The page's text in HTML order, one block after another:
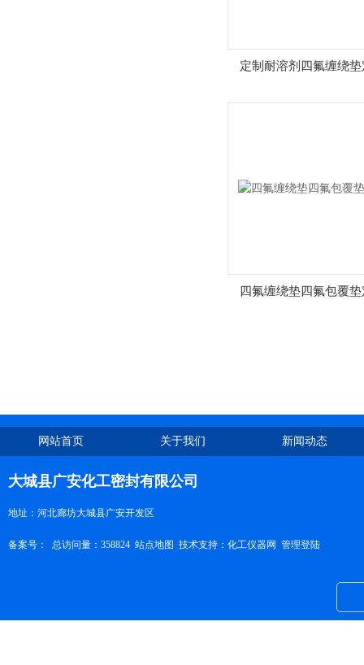
定制耐溶剂四氟缠绕
四氟缠绕垫四氟包覆
网站首页 关于我们 新闻动态
大城县广安化工密封有限公司
地址：河北廊坊大城县广安开发区
备案号： 总访问量：358824 站点地图 技术支持： 化工仪器网 管理登陆